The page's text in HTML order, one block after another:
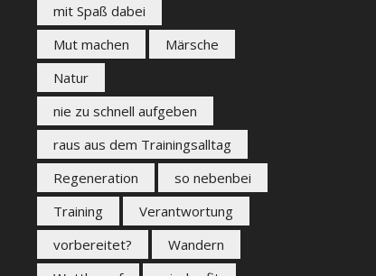
mit Spaß dabei
Mut machen
Märsche
Natur
nie zu schnell aufgeben
raus aus dem Trainingsalltag
Regeneration
so nebenbei
Training
Verantwortung
vorbereitet?
Wandern